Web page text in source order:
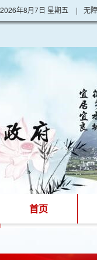
2026年8月7日 星期五 | 无
首页